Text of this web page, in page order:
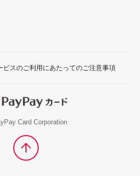
ビスのご利用にあたってのご注意事項
Card Corporation